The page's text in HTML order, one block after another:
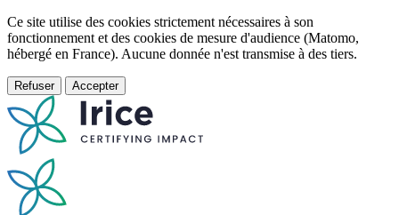
Ce site utilise des cookies strictement nécessaires à son
fonctionnement et des cookies de mesure d'audience (Matomo,
hébergé en France). Aucune donnée n'est transmise à des tiers.
Refuser Accepter